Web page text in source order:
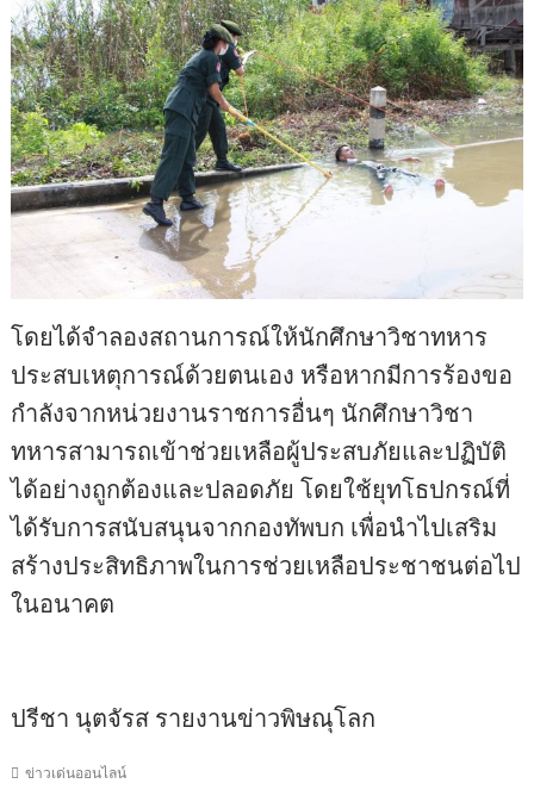
โดยได้จำลองสถานการณ์ให้นักศึกษาวิชาทหาร
ประสบเหตุการณ์ด้วยตนเอง หรือหากมีการร้องขอ
กำลังจากหน่วยงานราชการอื่นๆ นักศึกษาวิชา
ทหารสามารถเข้าช่วยเหลือผู้ประสบภัยและปฏิบัติ
ได้อย่างถูกต้องและปลอดภัย โดยใช้ยุทโธปกรณ์ที่
ได้รับการสนับสนุนจากกองทัพบก เพื่อนำไปเสริม
สร้างประสิทธิภาพในการช่วยเหลือประชาชนต่อไป
ในอนาคต
ปรีชา นุตจัรส รายงานข่าวพิษณุโลก
ข่าวเด่นออนไลน์